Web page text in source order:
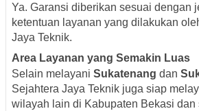
Ya. Garansi diberikan sesuai dengan
ketentuan layanan yang dilakukan
Jaya Teknik.
Area Layanan yang Semakin Luas
Selain melayani Sukatenang dan
Sejahtera Jaya Teknik juga siap
wilayah lain di Kabupaten Bekasi dan